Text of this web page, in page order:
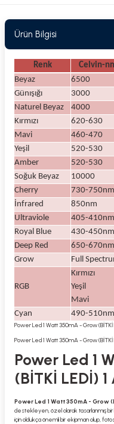
Ürün Bilgisi
Renk Celvin-
Beyaz
6500
Günışığı
3000
Naturel Beyaz
4000
Kırmızı
620-630
Mavi
460-470
Yeşil
520-530
Amber
520-530
Soğuk Beyaz
10000
Cherry
730-750nm
İnfrared
850nm
Ultraviole
405-410nm
Royal Blue
430-450nm
Deep Red
650-670nm
Grow
Full
RGB
Kırmızı
Yeşil
Mavi
Cyan 490-510nm
Power Led 1 Watt 350mA - Grow (BİTKİ
Power Led 1 Watt 350mA - Grow (BİTKİ
Power Led 1
(BİTKİ LEDİ)
Power Led 1 Watt 350mA - Grow
destekleyen, özel olarak tasarlanmış bir
için oldukça önemli bir ekipman olup,